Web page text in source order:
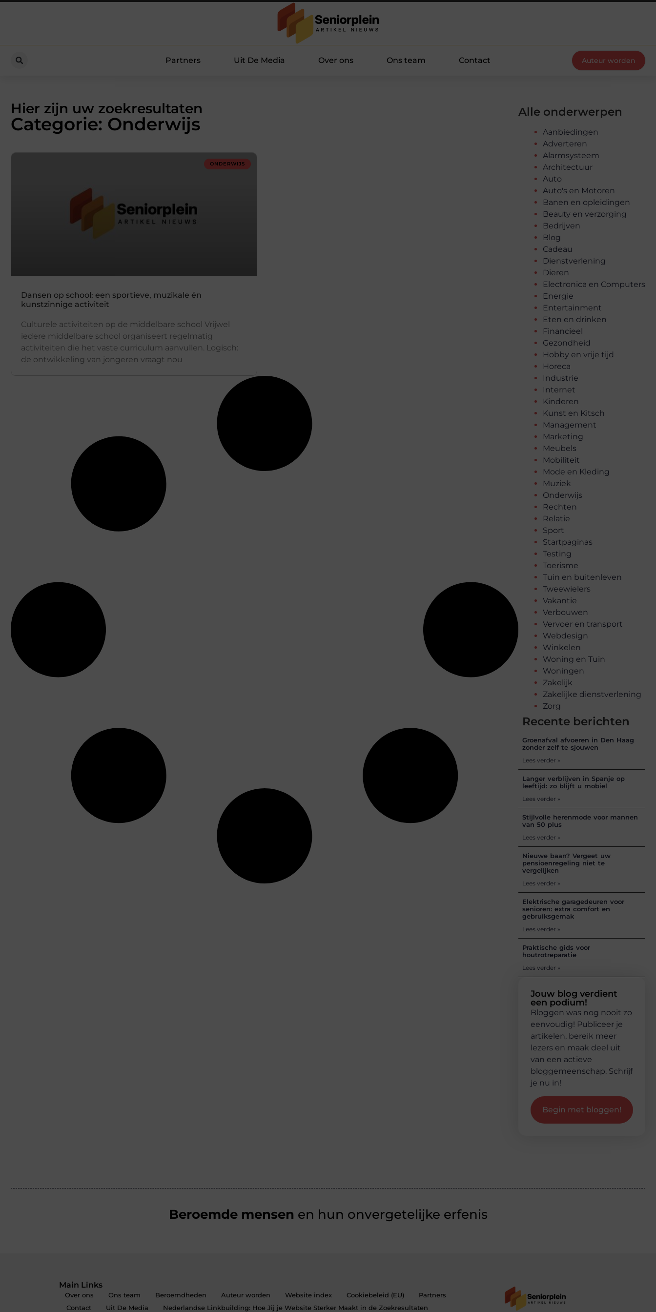
Partners Uit De Media Over ons Ons team Contact Auteur worden
Hier zijn uw zoekresultaten
Categorie: Onderwijs
ONDERWIJS
Dansen op school: een sportieve, muzikale én
kunstzinnige activiteit
Culturele activiteiten op de middelbare school Vrijwel
iedere middelbare school organiseert regelmatig
activiteiten die het vaste curriculum aanvullen. Logisch:
de ontwikkeling van jongeren vraagt nou
Alle onderwerpen
Aanbiedingen
Adverteren
Alarmsysteem
Architectuur
Auto
Auto's en Motoren
Banen en opleidingen
Beauty en verzorging
Bedrijven
Blog
Cadeau
Dienstverlening
Dieren
Electronica en Computers
Energie
Entertainment
Eten en drinken
Financieel
Gezondheid
Hobby en vrije tijd
Horeca
Industrie
Internet
Kinderen
Kunst en Kitsch
Management
Marketing
Meubels
Mobiliteit
Mode en Kleding
Muziek
Onderwijs
Rechten
Relatie
Sport
Startpaginas
Testing
Toerisme
Tuin en buitenleven
Tweewielers
Vakantie
Verbouwen
Vervoer en transport
Webdesign
Winkelen
Woning en Tuin
Woningen
Zakelijk
Zakelijke dienstverlening
Zorg
Recente berichten
Groenafval afvoeren in Den Haag
zonder zelf te sjouwen
Lees verder »
Langer verblijven in Spanje op
leeftijd: zo blijft u mobiel
Lees verder »
Stijlvolle herenmode voor mannen
van 50 plus
Lees verder »
Nieuwe baan? Vergeet uw
pensioenregeling niet te
vergelijken
Lees verder »
Elektrische garagedeuren voor
senioren: extra comfort en
gebruiksgemak
Lees verder »
Praktische gids voor
houtrotreparatie
Lees verder »
Jouw blog verdient
een podium!
Bloggen was nog nooit zo
eenvoudig! Publiceer je
artikelen, bereik meer
lezers en maak deel uit
van een actieve
bloggemeenschap. Schrijf
je nu in!
Begin met bloggen!
Beroemde mensen en hun onvergetelijke erfenis
Main Links
Over ons Ons team Beroemdheden Auteur worden Website index Cookiebeleid (EU)
Partners
Contact
Uit De Media Nederlandse Linkbuilding: Hoe Jij je Website Sterker Maakt in de Zoekresultaten